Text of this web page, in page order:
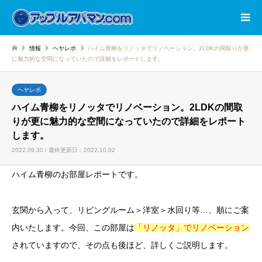
情報 ヘヤレポ
ハイム青柳をリノッタでリノベーション。2LDKの間取りが更
に魅力的な空間になっていたので詳細をレポートします。
ヘヤレポ
ハイム青柳をリノッタでリノベーション。2LDKの間取
りが更に魅力的な空間になっていたので詳細をレポート
します。
2022.09.30 / 最終更新日：2022.10.02
ハイム青柳のお部屋レポートです。
玄関から入って、リビングルーム＞洋室＞水回り等…、順にご案
内いたします。今回、この部屋は 「リノッタ」でリノベーション
されていますので、その点も後ほど、詳しくご説明します。